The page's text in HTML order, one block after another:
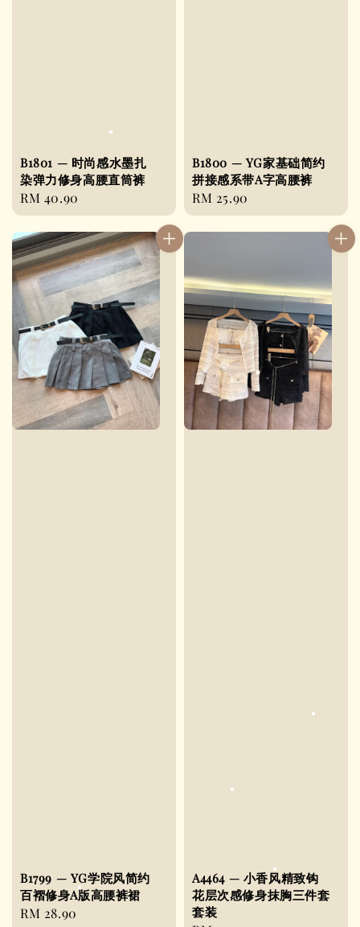
B1801 — 时尚感水墨扎
染弹力修身高腰直筒裤
Regular
price
RM 40.90
B1800 — YG家基础简约
拼接感系带A字高腰裤
Regular
price
RM 25.90
B1799 — YG学院风简约
百褶修身A版高腰裤裙
Regular
RM 28.90
A4464 — 小香风精致钩
花层次感修身抹胸三件套
套装